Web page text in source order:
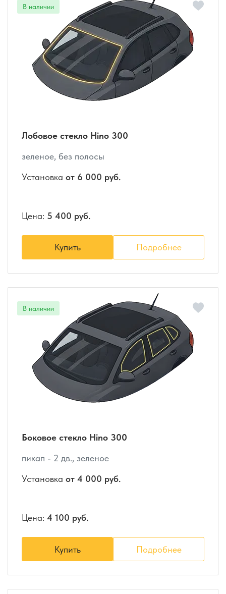
Лобовое стекло Hino 300
зеленое, без полосы
Установка от 6 000 руб.
Цена: 5 400 руб.
Купить Подробнее
Боковое стекло Hino 300
пикап - 2 дв., зеленое
Установка от 4 000 руб.
Цена: 4 100 руб.
Купить Подробнее